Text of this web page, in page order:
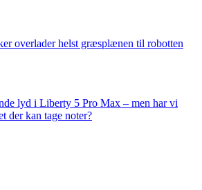
overlader helst græsplænen til robotten
lyd i Liberty 5 Pro Max – men har vi
der kan tage noter?